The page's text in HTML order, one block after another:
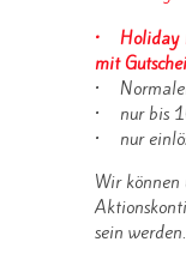
• Holiday
mit
•
• nur bis
• nur
Wir können
sein